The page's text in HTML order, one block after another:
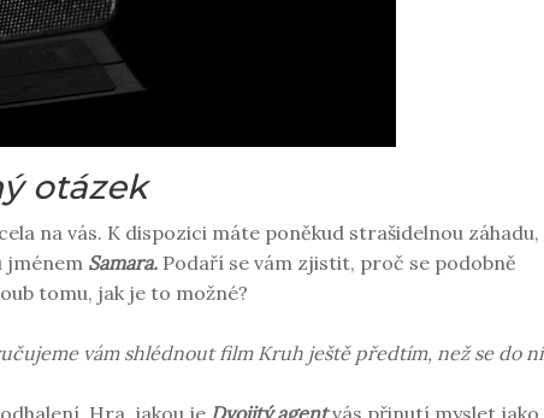
otázek
na vás. K dispozici máte poněkud strašidelnou záhadu,
jménem Samara. Podaří se vám zjistit, proč se podobně
tomu, jak je to možné?
vám shlédnout film Kruh ještě předtím, než se do ní